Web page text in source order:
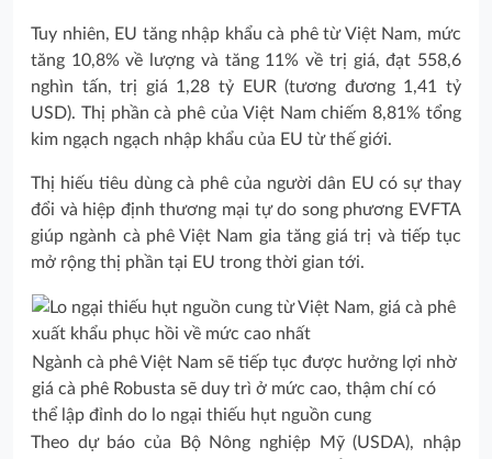
Tuy nhiên, EU tăng nhập khẩu cà phê từ Việt Nam, mức
tăng 10,8% về lượng và tăng 11% về trị giá, đạt 558,6
nghìn tấn, trị giá 1,28 tỷ EUR (tương đương 1,41 tỷ
USD). Thị phần cà phê của Việt Nam chiếm 8,81% tổng
kim ngạch ngạch nhập khẩu của EU từ thế giới.
Thị hiếu tiêu dùng cà phê của người dân EU có sự thay
đổi và hiệp định thương mại tự do song phương EVFTA
giúp ngành cà phê Việt Nam gia tăng giá trị và tiếp tục
mở rộng thị phần tại EU trong thời gian tới.
Ngành cà phê Việt Nam sẽ tiếp tục được hưởng lợi nhờ
giá cà phê Robusta sẽ duy trì ở mức cao, thậm chí có
thể lập đỉnh do lo ngại thiếu hụt nguồn cung
Theo dự báo của Bộ Nông nghiệp Mỹ (USDA), nhập